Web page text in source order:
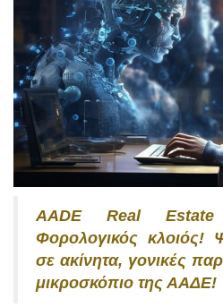
AADE Real
Φορολογικός κλοιός!
σε ακίνητα, γονικές
μικροσκόπιο της ΑΑΔΕ!